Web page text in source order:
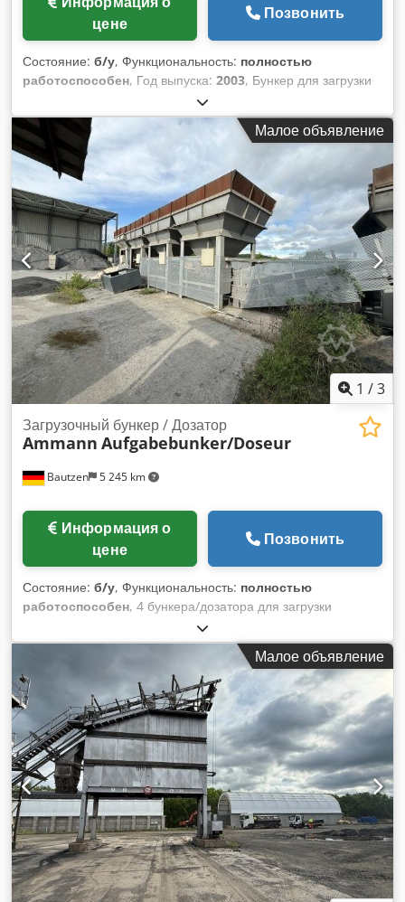
цене
Позвонить
Состояние: б/у, Функциональность: полностью
работоспособен, Год выпуска: 2003, Бункер для загрузки
материала – Верхняя часть – Решетчатая поверхность –
Выгрузочный/передаточный конвейер Dcsdpszq S Hzofx
Akhok – Транспортировочный конвейерМалое объявление
1 /3
Bautzen 5 245 km
Загрузочный бункер / Дозатор
Ammann Aufgabebunker/Doseur
цене
Позвонить
Состояние: б/у, Функциональность: полностью
работоспособен, 4 бункера/дозатора для загрузки
материала Dcjdpfx Aszq S Huskhok -Выгрузочный конвейер
-Транспортер/передающий конвейер
-Электрооборудование (при наличии) Малое объявление